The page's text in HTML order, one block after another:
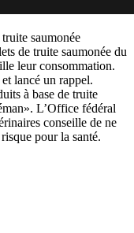
saumonée
de truite saumonée du
leur consommation.
lancé un rappel.
à base de truite
L’Office fédéral
conseille de ne
pour la santé.